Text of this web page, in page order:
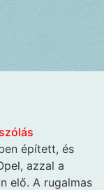
épített, és
azzal a
elő. A rugalmas